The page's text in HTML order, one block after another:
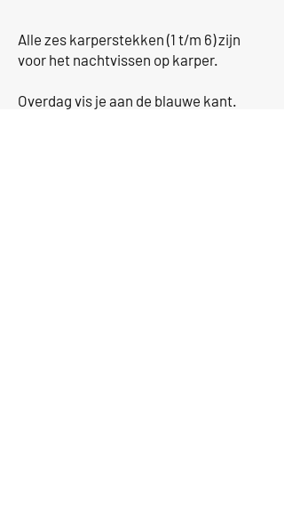
Alle zes karperstekken (1 t/m 6) zijn
voor het nachtvissen op karper.
Overdag vis je aan de blauwe kant.